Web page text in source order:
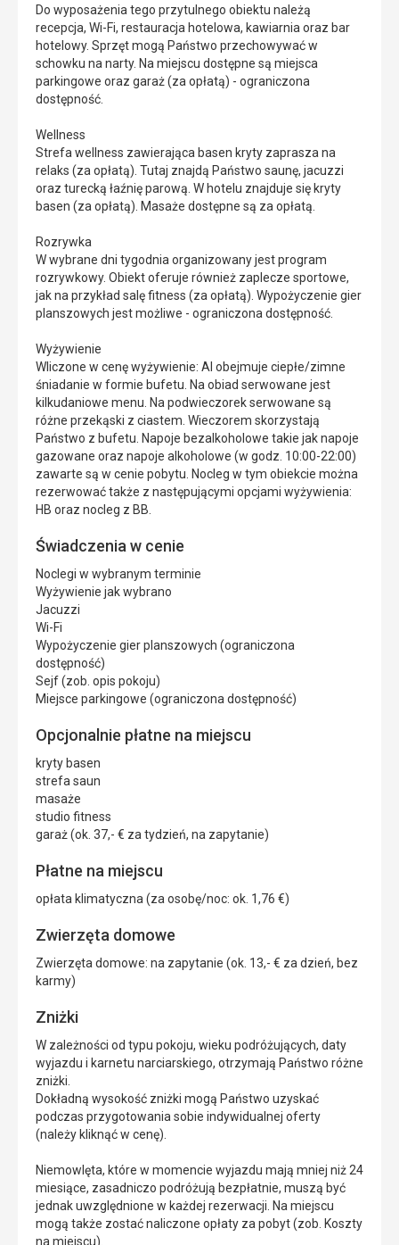
Do wyposażenia tego przytulnego obiektu należą
recepcja, Wi-Fi, restauracja hotelowa, kawiarnia oraz bar
hotelowy. Sprzęt mogą Państwo przechowywać w
schowku na narty. Na miejscu dostępne są miejsca
parkingowe oraz garaż (za opłatą) - ograniczona
dostępność.
Wellness
Strefa wellness zawierająca basen kryty zaprasza na
relaks (za opłatą). Tutaj znajdą Państwo saunę, jacuzzi
oraz turecką łaźnię parową. W hotelu znajduje się kryty
basen (za opłatą). Masaże dostępne są za opłatą.
Rozrywka
W wybrane dni tygodnia organizowany jest program
rozrywkowy. Obiekt oferuje również zaplecze sportowe,
jak na przykład salę fitness (za opłatą). Wypożyczenie gier
planszowych jest możliwe - ograniczona dostępność.
Wyżywienie
Wliczone w cenę wyżywienie: AI obejmuje ciepłe/zimne
śniadanie w formie bufetu. Na obiad serwowane jest
kilkudaniowe menu. Na podwieczorek serwowane są
różne przekąski z ciastem. Wieczorem skorzystają
Państwo z bufetu. Napoje bezalkoholowe takie jak napoje
gazowane oraz napoje alkoholowe (w godz. 10:00-22:00)
zawarte są w cenie pobytu. Nocleg w tym obiekcie można
rezerwować także z następującymi opcjami wyżywienia:
HB oraz nocleg z BB.
Świadczenia w cenie
Noclegi w wybranym terminie
Wyżywienie jak wybrano
Jacuzzi
Wi-Fi
Wypożyczenie gier planszowych (ograniczona
dostępność)
Sejf (zob. opis pokoju)
Miejsce parkingowe (ograniczona dostępność)
Opcjonalnie płatne na miejscu
kryty basen
strefa saun
masaże
studio fitness
garaż (ok. 37,- € za tydzień, na zapytanie)
Płatne na miejscu
opłata klimatyczna (za osobę/noc: ok. 1,76 €)
Zwierzęta domowe
Zwierzęta domowe: na zapytanie (ok. 13,- € za dzień, bez
karmy)
Zniżki
W zależności od typu pokoju, wieku podróżujących, daty
wyjazdu i karnetu narciarskiego, otrzymają Państwo różne
zniżki.
Dokładną wysokość zniżki mogą Państwo uzyskać
podczas przygotowania sobie indywidualnej oferty
(należy kliknąć w cenę).
Niemowlęta, które w momencie wyjazdu mają mniej niż 24
miesiące, zasadniczo podróżują bezpłatnie, muszą być
jednak uwzględnione w każdej rezerwacji. Na miejscu
mogą także zostać naliczone opłaty za pobyt (zob. Koszty
na miejscu).